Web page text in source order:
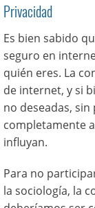
Privacidad
Es bien sabido
seguro en
quién eres. La
de internet, y si
no deseadas,
completamente
influyan.
Para no
la sociología, la